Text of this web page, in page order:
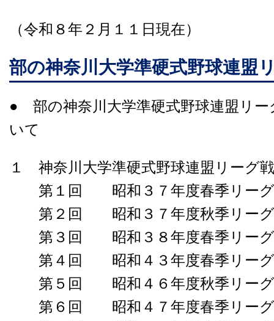
（令和８年２月１１日現在）
部の神奈川大学準硬式野球連盟
● 部の神奈川大学準硬式野球連盟リー
いて
１ 神奈川大学準硬式野球連盟リーグ
第１回 昭和３７年度春季リ
第２回 昭和３７年度秋季リ
第３回 昭和３８年度春季リ
第４回 昭和４３年度春季リー
第５回 昭和４６年度秋季リー
第６回 昭和４７年度春季リー